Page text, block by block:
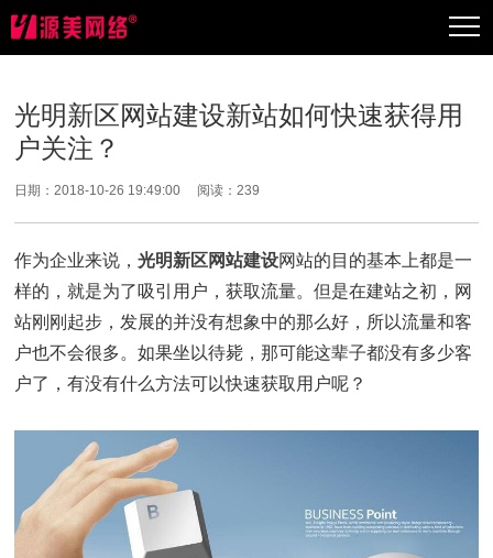
光明新区网站建设新站如何快速获得用
户关注？
日期：2018-10-26 19:49:00 阅读：239
作为企业来说，光明新区网站建设网站的目的基本上都是一
样的，就是为了吸引用户，获取流量。但是在建站之初，网
站刚刚起步，发展的并没有想象中的那么好，所以流量和客
户也不会很多。如果坐以待毙，那可能这辈子都没有多少客
户了，有没有什么方法可以快速获取用户呢？